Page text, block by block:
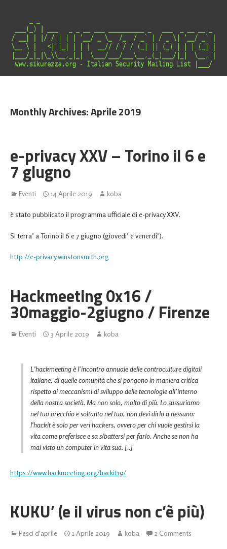
Monthly Archives:Aprile 2019
e-privacy XXV – Torino il 6 e
7 giugno
Eventi 14 Aprile 2019 koba
è stato pubblicato il programma ufficiale di e-privacy XXV.
Si terra’ a Torino il 6 e 7 giugno (giovedi’ e venerdi’).
http://e-privacy.winstonsmith.org
Hackmeeting 0x16 /
30maggio-2giugno / Firenze
Eventi 3 Aprile 2019 koba
L’hackmeeting è l’incontro annuale delle controculture digitali
italiane, di quelle comunità che si pongono in maniera critica
rispetto ai meccanismi di sviluppo delle tecnologie all’interno
della nostra società. Ma non solo, molto di più. Lo sussuriamo
nel tuo orecchio e soltanto nel tuo, non devi dirlo a nessuno:
l’hackit è solo per veri hackers, ovvero per chi vuole gestirsi la
vita come preferisce e sa s/battersi per farlo. Anche se non ha
mai visto un computer in vita sua. [..]
https://www.hackmeeting.org/hackit19/
KUKU’ (e il virus non c’è più)
Pesci d'aprile 1 Aprile 2019 koba 2 Comments